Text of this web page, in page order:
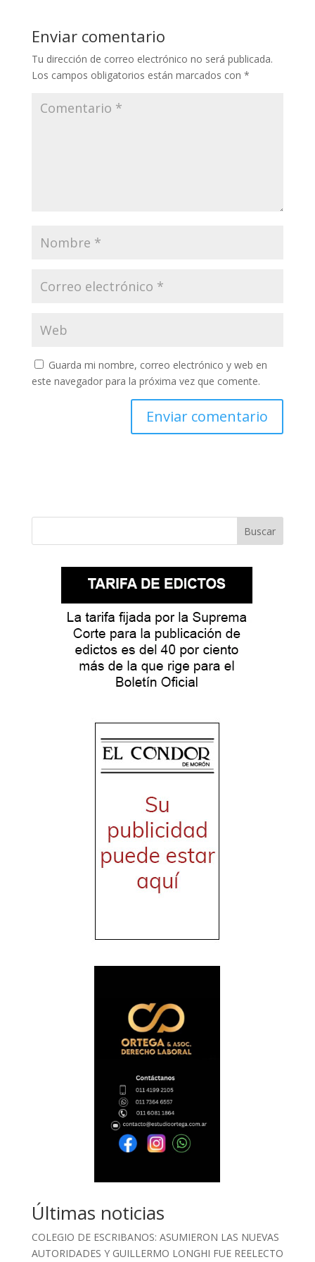
Li
n
k
o
o
k
m p
p
ti
r
Enviar comentario
Tu dirección de correo electrónico no será publicada.
Los campos obligatorios están marcados con *
Guarda mi nombre, correo electrónico y web en
este navegador para la próxima vez que comente.
Buscar
Últimas noticias
COLEGIO DE ESCRIBANOS: ASUMIERON LAS NUEVAS
AUTORIDADES Y GUILLERMO LONGHI FUE REELECTO